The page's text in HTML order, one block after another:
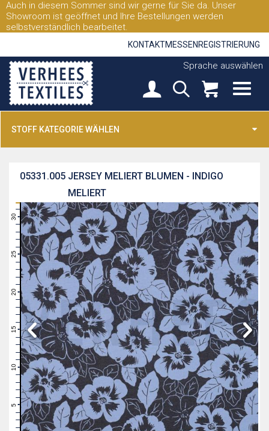
Auch in diesem Sommer sind wir gerne für Sie da. Unser
Showroom ist geöffnet und Ihre Bestellungen werden
selbstverständlich bearbeitet.
KONTAKTMESSEN REGISTRIERUNG
Sprache auswählen
STOFF KATEGORIE WÄHLEN
JERSEY MELIERT BLUMEN - INDIGO
MELIERT
05331.005
2
3
5
9
10
11
12
13
14
15
16
18
19
20
21
22
23
24
25
26
27
28
30